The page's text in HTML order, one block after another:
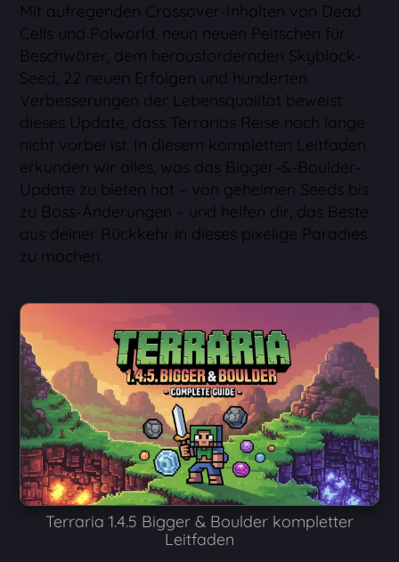
Mit aufregenden Crossover-Inhalten von Dead
Cells und Palworld, neun neuen Peitschen für
Beschwörer, dem herausfordernden Skyblock-
Seed, 22 neuen Erfolgen und hunderten
Verbesserungen der Lebensqualität beweist
dieses Update, dass Terrarias Reise noch lange
nicht vorbei ist. In diesem kompletten Leitfaden
erkunden wir alles, was das Bigger-&-Boulder-
Update zu bieten hat – von geheimen Seeds bis
zu Boss-Änderungen – und helfen dir, das Beste
aus deiner Rückkehr in dieses pixelige Paradies
zu machen.
Terraria 1.4.5 Bigger & Boulder kompletter
Leitfaden